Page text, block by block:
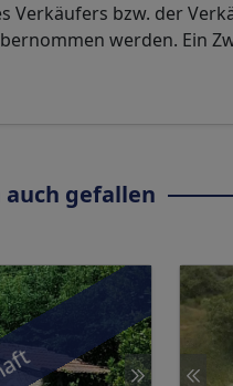
bzw. der
werden. Ein
gefallen